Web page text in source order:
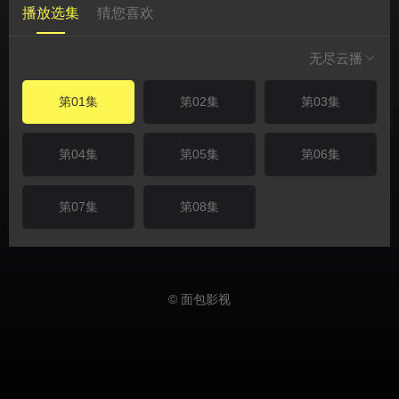
播放选集 猜您喜欢
无尽云播
第01集 第02集 第03集
第04集 第05集 第06集
第07集 第08集
© 面包影视